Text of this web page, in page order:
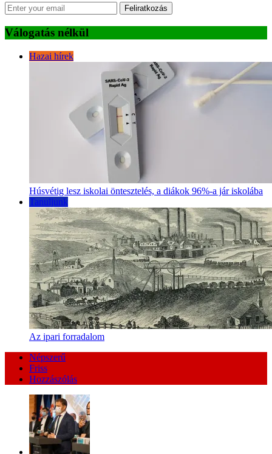
Feliratkozás
Válogatás nélkül
Hazai hírek
Húsvétig lesz iskolai öntesztelés, a diákok 96%-a jár iskolába
Tanuljunk
Az ipari forradalom
Népszerű
Friss
Hozzászólás